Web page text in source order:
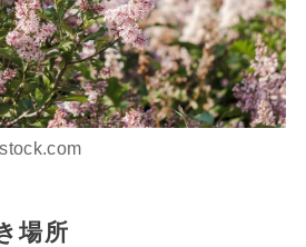
場所